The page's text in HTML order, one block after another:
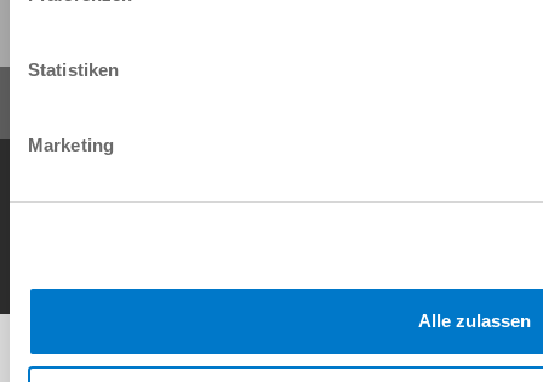
Statistiken
Marketing
Alle zulassen